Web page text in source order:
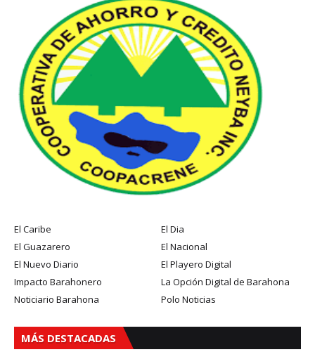
El Caribe
El Dia
El Guazarero
El Nacional
El Nuevo Diario
El Playero Digital
Impacto Barahonero
La Opción Digital de Barahona
Noticiario Barahona
Polo Noticias
MÁS DESTACADAS